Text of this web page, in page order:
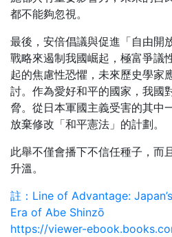
都不能夠忽視。
最後，安倍倡議與促進「自由開
戰略來遏制我國崛起，極富爭議
起的焦慮性恐懼，未來歷史學家
討。作為愛好和平的國家，我國
脅。從日本軍國主義受害的其中
放棄修改「和平憲法」的計劃。
此舉不僅會播下不信任種子，而
升溫。
註：Line of Advantage:
Era of Abe Shinzō
https://viewer-